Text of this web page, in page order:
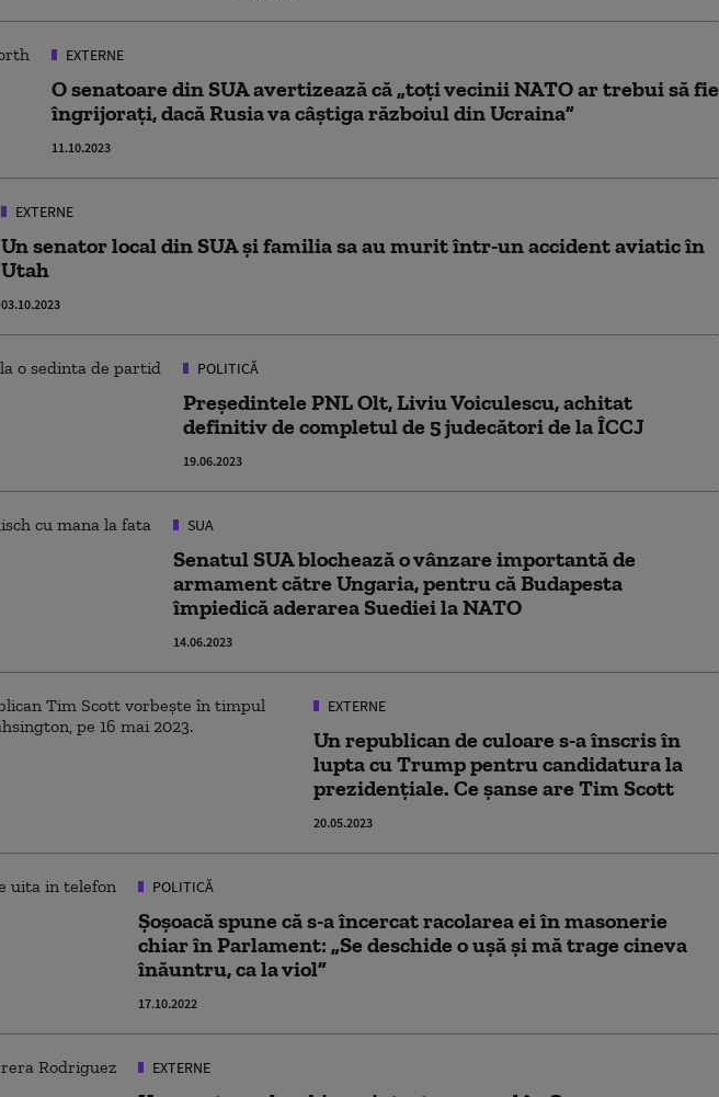
EXTERNE
O senatoare din SUA avertizează că „toți vecinii NATO ar trebui să fie
îngrijorați, dacă Rusia va câștiga războiul din Ucraina”
11.10.2023
EXTERNE
Un senator local din SUA şi familia sa au murit într-un accident aviatic în
Utah
03.10.2023
POLITICĂ
Președintele PNL Olt, Liviu Voiculescu, achitat
definitiv de completul de 5 judecători de la ÎCCJ
19.06.2023
SUA
Senatul SUA blochează o vânzare importantă de
armament către Ungaria, pentru că Budapesta
împiedică aderarea Suediei la NATO
14.06.2023
EXTERNE
Un republican de culoare s-a înscris în
lupta cu Trump pentru candidatura la
prezidențiale. Ce șanse are Tim Scott
20.05.2023
POLITICĂ
Șoșoacă spune că s-a încercat racolarea ei în masonerie
chiar în Parlament: „Se deschide o ușă și mă trage cineva
înăuntru, ca la viol”
17.10.2022
EXTERNE